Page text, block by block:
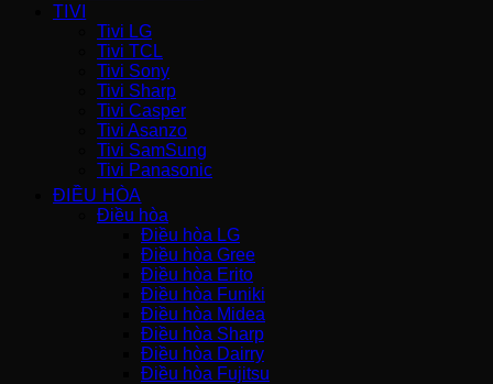
TIVI
Tivi LG
Tivi TCL
Tivi Sony
Tivi Sharp
Tivi Casper
Tivi Asanzo
Tivi SamSung
Tivi Panasonic
ĐIỀU HÒA
Điều hòa
Điều hòa LG
Điều hòa Gree
Điều hòa Erito
Điều hòa Funiki
Điều hòa Midea
Điều hòa Sharp
Điều hòa Dairry
Điều hòa Fujitsu